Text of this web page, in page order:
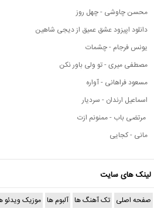
محسن چاوشی - چهل روز
دانلود اپیزود عشق عمیق از دیجی شاهین
یونس فرجام - چشمات
مصطفی میری - تو ولی باور نکن
مسعود فراهانی - آواره
اسماعیل ارندان - سردیار
مرتضی باب - ممنونم ازت
مانی - کجایی
لینک های سایت
صفحه اصلی تک آهنگ ها آلبوم ها موزیک ویدئو